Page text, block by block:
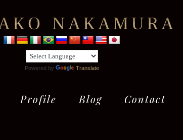
Powered by Translate
Profile Blog Contact